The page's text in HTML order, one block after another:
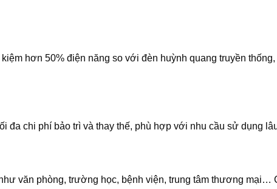
hơn 50% điện năng so với đèn huỳnh quang truyền thống,
đa chi phí bảo trì và thay thế, phù hợp với nhu cầu sử dụng
văn phòng, trường học, bệnh viện, trung tâm thương mại…